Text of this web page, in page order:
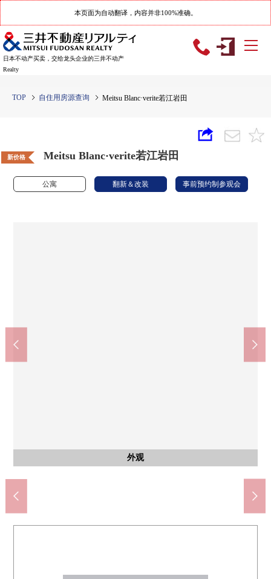
本页面为自动翻译，内容并非100%准确。
日本不动产买卖，交给龙头企业的三井不动产
Realty
TOP 自住用房源查询 Meitsu Blanc·verite若江岩田
新价格 Meitsu Blanc·verite若江岩田
公寓 翻新＆改装 事前预约制参观会
外观
客厅
约14.9张塌塌米LDK
厨房
客厅
约14.9张塌塌米LDK
客厅
约14.9张塌塌米LDK
客厅
约14.9张塌塌米LDK
公共汽车
洗脸
厕所
室内
约6.0张塌塌米西式房间
室内
约6.0张塌塌米西式房间
收纳
WIC
室内
约5.3张塌塌米西式房间
室内
约5.3张塌塌米西式房间
室内
约5.3张塌塌米西式房间
室内
日式房间
室内
走廊
门口
院子
专用院子
厨房
炉子
厨房
洗涤槽
厨房
食器洗乾燥機
厨房
抽油烟机